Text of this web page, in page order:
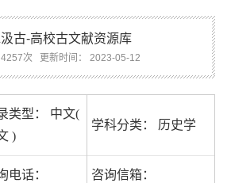
古-高校古文献资源库
次 更新时间： 2023-05-12
类型： 中文(
)
学科分类： 历史学
电话：
咨询信箱：